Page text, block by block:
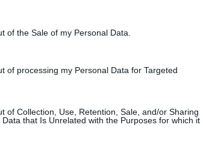
of the Sale of my Personal Data.
of processing my Personal Data for Targeted
of Collection, Use, Retention, Sale, and/or Sharing
that Is Unrelated with the Purposes for which it